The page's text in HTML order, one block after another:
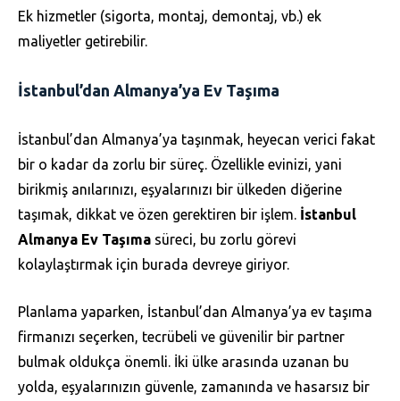
Ek hizmetler (sigorta, montaj, demontaj, vb.) ek
maliyetler getirebilir.
İstanbul’dan Almanya’ya Ev Taşıma
İstanbul’dan Almanya’ya taşınmak, heyecan verici fakat
bir o kadar da zorlu bir süreç. Özellikle evinizi, yani
birikmiş anılarınızı, eşyalarınızı bir ülkeden diğerine
taşımak, dikkat ve özen gerektiren bir işlem. İstanbul
Almanya Ev Taşıma süreci, bu zorlu görevi
kolaylaştırmak için burada devreye giriyor.
Planlama yaparken, İstanbul’dan Almanya’ya ev taşıma
firmanızı seçerken, tecrübeli ve güvenilir bir partner
bulmak oldukça önemli. İki ülke arasında uzanan bu
yolda, eşyalarınızın güvenle, zamanında ve hasarsız bir